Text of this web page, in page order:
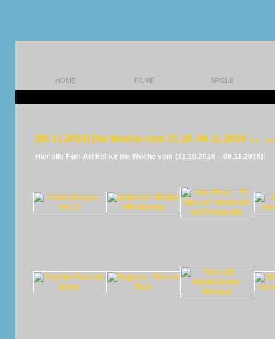
HOME FILME SPIELE
[06.11.2016] Die Woche vom 31.10.-06.11.2016 von
Hier alle Film-Artikel für die Woche vom (31.10.2016 – 06.11.2016):